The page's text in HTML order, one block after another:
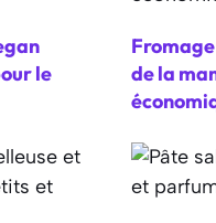
le
de la